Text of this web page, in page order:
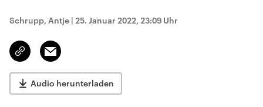
Schrupp, Antje | 25. Januar 2022, 23:09 Uhr
Link
kopieren/teilen
Email
Audio herunterladen